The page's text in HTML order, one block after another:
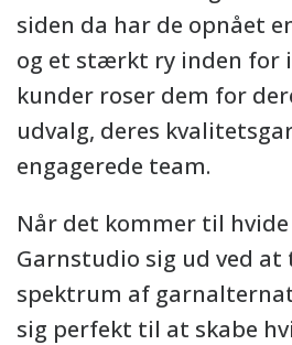
siden da har de opnået
og et stærkt ry inden for
kunder roser dem for
udvalg, deres
engagerede team.
Når det kommer til
Garnstudio sig ud ved
spektrum af
sig perfekt til at skabe